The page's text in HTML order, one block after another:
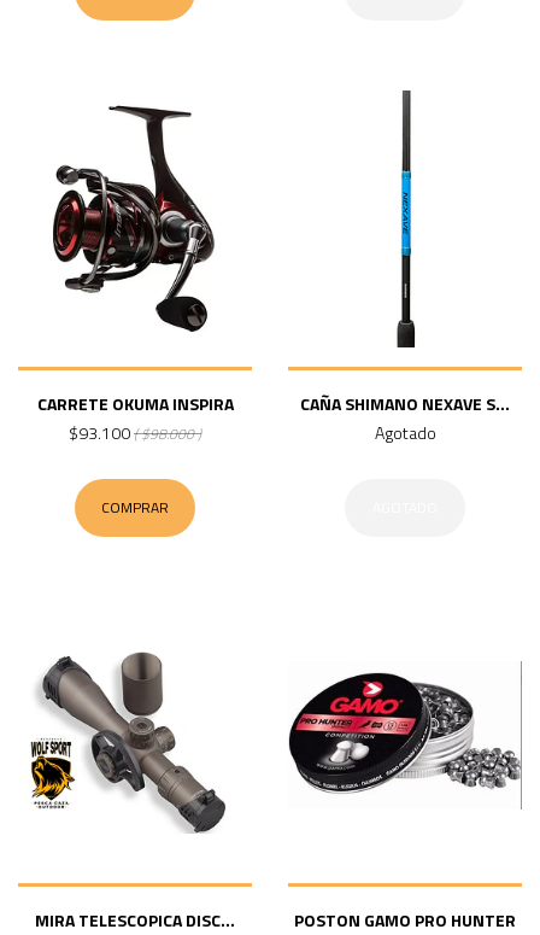
CARRETE OKUMA INSPIRA
$93.100( $98.000 )
COMPRAR
CAÑA SHIMANO NEXAVE S...
Agotado
MIRA TELESCOPICA DISC...
POSTON GAMO PRO HUNTER